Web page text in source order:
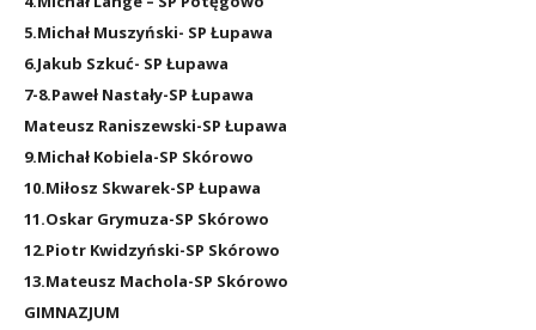
5.Michał Muszyński- SP Łupawa
6.Jakub Szkuć- SP Łupawa
7-8.Paweł Nastały-SP Łupawa
Mateusz Raniszewski-SP Łupawa
9.Michał Kobiela-SP Skórowo
10.Miłosz Skwarek-SP Łupawa
11.Oskar Grymuza-SP Skórowo
12.Piotr Kwidzyński-SP Skórowo
13.Mateusz Machola-SP Skórowo
GIMNAZJUM